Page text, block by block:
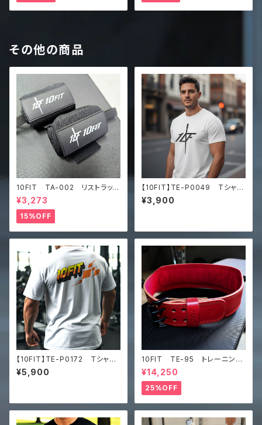
その他の商品
10FIT TA-002 リストラッ
プ トレーニング 筋トレ サ
ポーター 黒 wrist wrap
¥3,273
15%OFF
【10FIT】TE-P0049 Tシャ
ツ メンズ トレーニング プレ
ミアム厚手Tシャツ
¥3,900
【10FIT】TE-P0172 Ｔシャ
ツ オーバーサイズ トレーニ
ング ハイネック Unisex or
¥5,900
10FIT TE-95 トレーニング
ベルト リフティングベルト パ
ワーベルト レザー ワインレ
ッド lifting belt power b
elt
¥14,250
25%OFF